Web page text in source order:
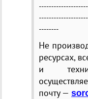
--------
Не
ресурсах,
и
почту —